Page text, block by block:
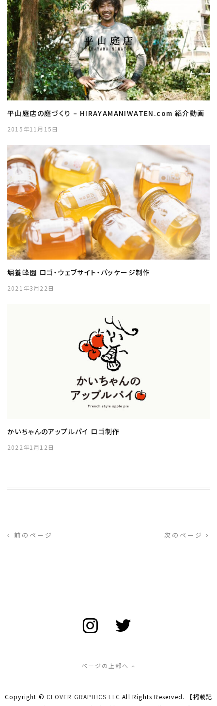
平山庭店の庭づくり – HIRAYAMANIWATEN.com 紹介動画
2015年11月15日
堀養蜂園 ロゴ・ウェブサイト・パッケージ制作
2021年3月22日
かいちゃんのアップルパイ ロゴ制作
2022年1月12日
前のページ 次のページ
ページの上部へ
Copyright ©CLOVER GRAPHICS LLC All Rights Reserved. 【掲載記